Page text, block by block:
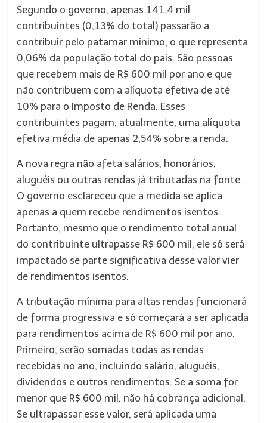
Segundo o governo, apenas 141,4 mil
contribuintes (0,13% do total) passarão a
contribuir pelo patamar mínimo, o que representa
0,06% da população total do país. São pessoas
que recebem mais de R$ 600 mil por ano e que
não contribuem com a alíquota efetiva de até
10% para o Imposto de Renda. Esses
contribuintes pagam, atualmente, uma alíquota
efetiva média de apenas 2,54% sobre a renda.
A nova regra não afeta salários, honorários,
aluguéis ou outras rendas já tributadas na fonte.
O governo esclareceu que a medida se aplica
apenas a quem recebe rendimentos isentos.
Portanto, mesmo que o rendimento total anual
do contribuinte ultrapasse R$ 600 mil, ele só será
impactado se parte significativa desse valor vier
de rendimentos isentos.
A tributação mínima para altas rendas funcionará
de forma progressiva e só começará a ser aplicada
para rendimentos acima de R$ 600 mil por ano.
Primeiro, serão somadas todas as rendas
recebidas no ano, incluindo salário, aluguéis,
dividendos e outros rendimentos. Se a soma for
menor que R$ 600 mil, não há cobrança adicional.
Se ultrapassar esse valor, será aplicada uma